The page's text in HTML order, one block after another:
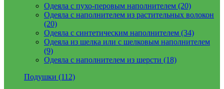
Одеяла с пухо-перовым наполнителем (20)
Одеяла с наполнителем из растительных волокон
(20)
Одеяла с синтетическим наполнителем (34)
Одеяла из шелка или с шелковым наполнителем
(9)
Одеяла с наполнителем из шерсти (18)
Подушки (112)